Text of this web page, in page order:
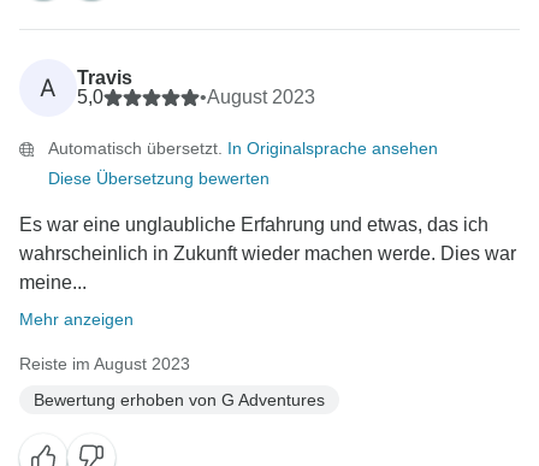
A
Travis
5,0
•August 2023
Automatisch übersetzt. In Originalsprache ansehen
Diese Übersetzung bewerten
Es war eine unglaubliche Erfahrung und etwas, das ich
wahrscheinlich in Zukunft wieder machen werde. Dies war
meine...
Mehr anzeigen
Reiste im August 2023
Bewertung erhoben von G Adventures